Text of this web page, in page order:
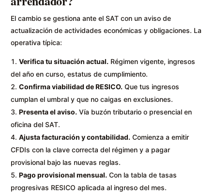
El cambio se gestiona ante el SAT con un aviso de
actualización de actividades económicas y obligaciones. La
operativa típica:
Verifica tu situación actual. Régimen vigente, ingresos
del año en curso, estatus de cumplimiento.
Confirma viabilidad de RESICO. Que tus ingresos
cumplan el umbral y que no caigas en exclusiones.
Presenta el aviso. Vía buzón tributario o presencial en
oficina del SAT.
Ajusta facturación y contabilidad. Comienza a emitir
CFDIs con la clave correcta del régimen y a pagar
provisional bajo las nuevas reglas.
Pago provisional mensual. Con la tabla de tasas
progresivas RESICO aplicada al ingreso del mes.